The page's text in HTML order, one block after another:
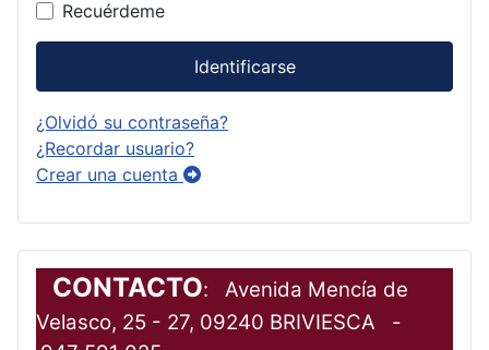
Recuérdeme
Identificarse
¿Olvidó su contraseña?
¿Recordar usuario?
Crear una cuenta
CONTACTO: Avenida Mencía de
Velasco, 25 - 27, 09240 BRIVIESCA -